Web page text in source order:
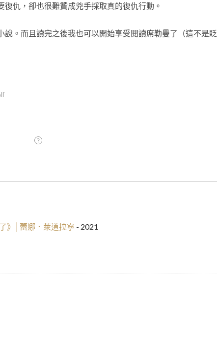
仇，卻也很難贊成兇手採取真的復仇行動。
。而且讀完之後我也可以開始享受閱讀席勒曼了（這不是貶
》│蕾娜．萊道拉寧 - 2021